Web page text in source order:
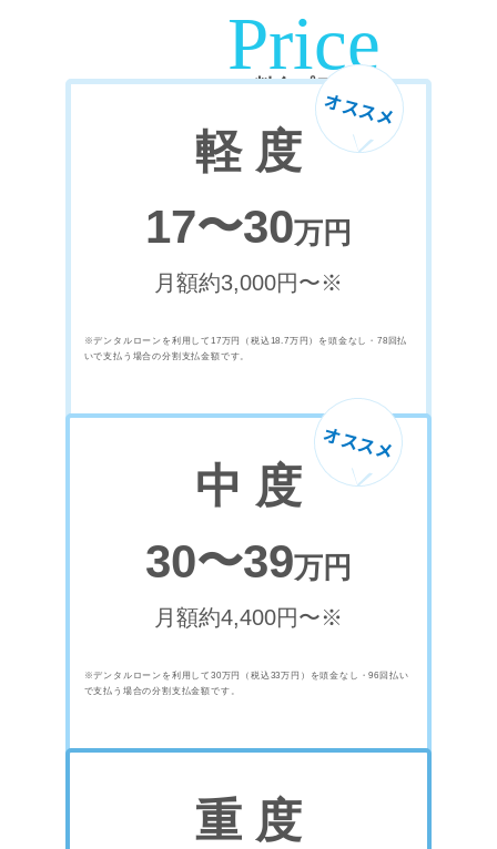
Price
料金プラン
スマイルモアは
初回カウンセリング0
軽 度
17〜30万円
月額約3,000円〜※
オススメ
※デンタルローンを利用して17万円（税込18.7万円）を頭金なし・78回払
いで支払う場合の分割支払金額です。
中 度
30〜39万円
月額約4,400円〜※
オススメ
※デンタルローンを利用して30万円（税込33万円）を頭金なし・96回払い
で支払う場合の分割支払金額です。
重 度